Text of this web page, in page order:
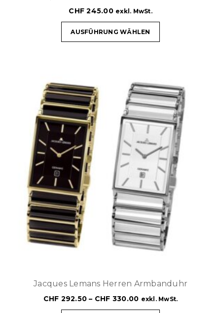
CHF 245.00 exkl. MwSt.
AUSFÜHRUNG WÄHLEN
Jacques Lemans Herren Armbanduhr
CHF 292.50 – CHF 330.00 exkl. MwSt.